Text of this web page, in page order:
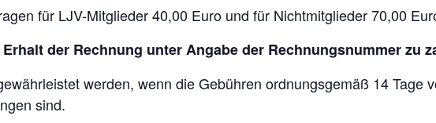
für LJV-Mitglieder 40,00 Euro und für Nichtmitglieder 70,00
der Rechnung unter Angabe der Rechnungsnummer zu
werden, wenn die Gebühren ordnungsgemäß 14 Tage
sind.